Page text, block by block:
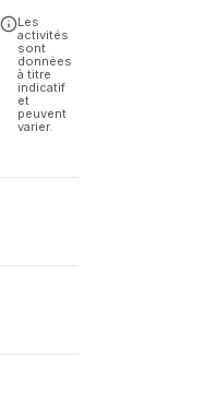
Les
activités
sont
données
à titre
indicatif
et
peuvent
varier.